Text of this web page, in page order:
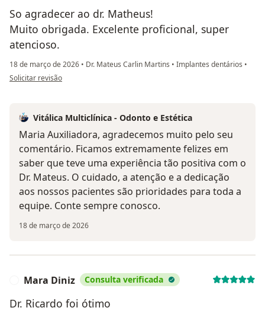
So agradecer ao dr. Matheus!
Muito obrigada. Excelente proficional, super
atencioso.
18 de março de 2026 • Dr. Mateus Carlin Martins • Implantes dentários •
na opinião do utilizador Maria Auxiliadora
Solicitar revisão
Vitálica Multiclínica - Odonto e Estética
Maria Auxiliadora, agradecemos muito pelo seu
comentário. Ficamos extremamente felizes em
saber que teve uma experiência tão positiva com o
Dr. Mateus. O cuidado, a atenção e a dedicação
aos nossos pacientes são prioridades para toda a
equipe. Conte sempre conosco.
18 de março de 2026
Mara Diniz Consulta verificada
Dr. Ricardo foi ótimo